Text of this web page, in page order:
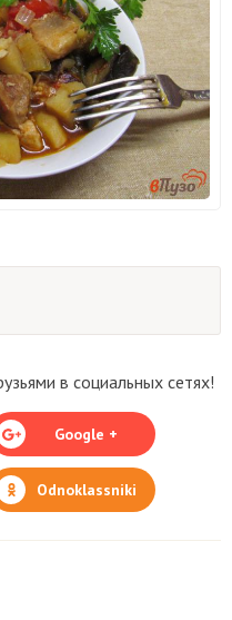
в социальных сетях!
Google +
Odnoklassniki